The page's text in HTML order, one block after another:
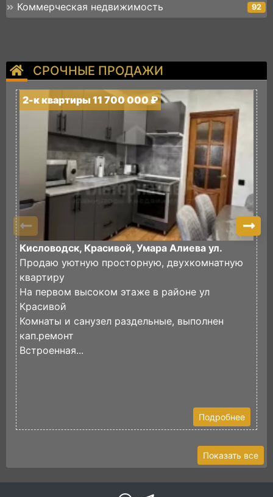
Коммерческая недвижимость 92
СРОЧНЫЕ ПРОДАЖИ
2-к квартиры 11 700 000 ₽
Кисловодск, Красивой, Умара Алиева ул.
Продаю уютную просторную, двухкомнатную
квартиру
На первом высоком этаже в районе ул
Красивой
Комнаты и санузел раздельные, выполнен
кап.ремонт
Встроенная...
Подробнее
Показать все